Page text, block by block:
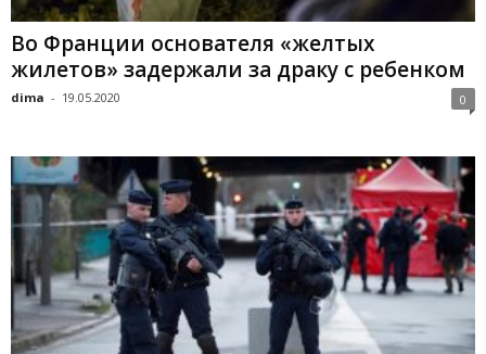
Во Франции основателя «желтых
жилетов» задержали за драку с ребенком
dima - 19.05.2020 0